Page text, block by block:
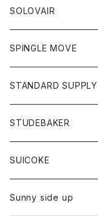
Tシャツ
トレーナー
ボトム
ショートパンツ
スカート
レディース
スカート
Tシャツ
アクセサリー
バック
コート
ネクタイ
グローブ
アクセサリー
トップス
カットソー
カーディガン
ボトム
ショートパンツ
パンツ
レディース
カットソー
カーディガン
ジーンズ
チノパン
トップス
ポロシャツ
ベスト
靴
靴
ワンピース
トップス
カットソー
ボトム
パンツ
オーバーオール
SOLOVAIR
SPINGLE MOVE
STANDARD SUPPLY
財布
バッグ
STUDEBAKER
アクセサリー
ブレスレット
SUICOKE
ブーツ
Sunny side up